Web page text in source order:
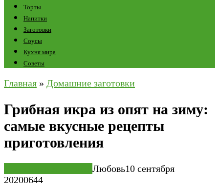
Торты
Напитки
Заготовки
Соусы
Кухня мира
Советы
Главная » Домашние заготовки
Грибная икра из опят на зиму:
самые вкусные рецепты
приготовления
Любовь10 сентября
20200644